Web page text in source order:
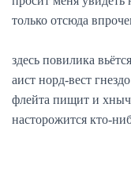
только отсюда
здесь повилика
аист норд-вест
флейта пищит и
насторожится кто-